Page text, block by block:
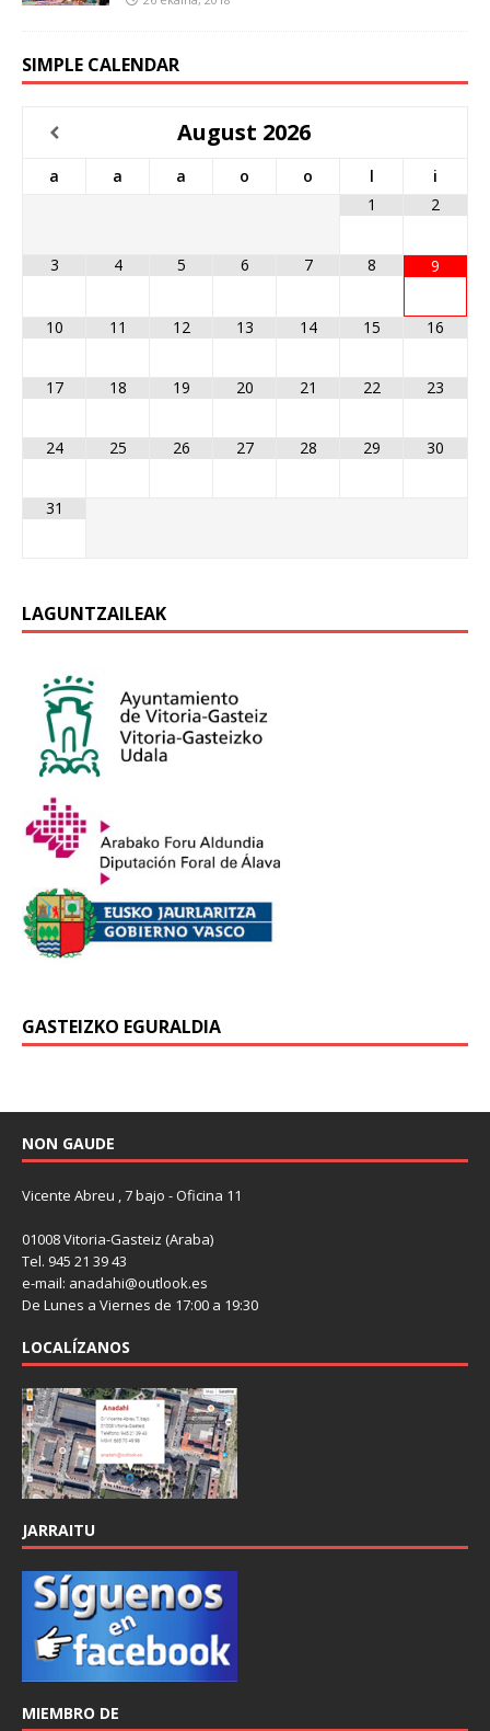
SIMPLE CALENDAR
August 2026
a a a o o l
i
1
2
3 4 5 6 7 8 9
10 11 12 13 14 15 16
17 18 19 20 21 22 23
24 25 26 27 28 29 30
31
LAGUNTZAILEAK
GASTEIZKO EGURALDIA
NON GAUDE
Vicente Abreu , 7 bajo - Oficina 11
01008 Vitoria-Gasteiz (Araba)
Tel. 945 21 39 43
e-mail: anadahi@outlook.es
De Lunes a Viernes de 17:00 a 19:30
LOCALÍZANOS
JARRAITU
MIEMBRO DE